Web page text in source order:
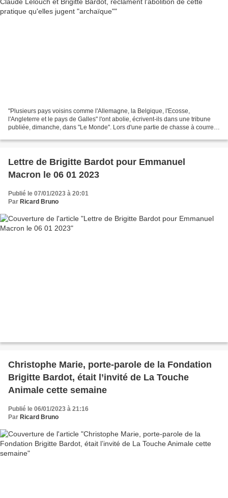
"Plusieurs pays voisins comme l'Allemagne, la Belgique, l'Ecosse,
l'Angleterre et le pays de Galles" l'ont abolie, écrivent-ils dans une tribune
publiée, dimanche, dans "Le Monde". Lors d'une partie de chasse à courre à
Lettre de Brigitte Bardot pour Emmanuel
Macron le 06 01 2023
Publié le 07/01/2023 à 20:01
Par Ricard Bruno
Christophe Marie, porte-parole de la Fondation
Brigitte Bardot, était l’invité de La Touche
Animale cette semaine
Publié le 06/01/2023 à 21:16
Par Ricard Bruno